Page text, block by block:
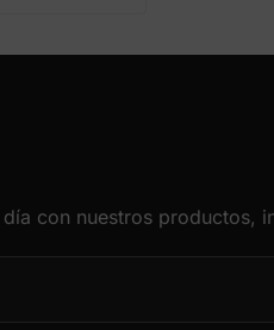
con nuestros productos,